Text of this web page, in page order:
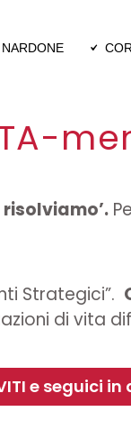
risolviamo’.
Strategici”.
di vita
e seguici in